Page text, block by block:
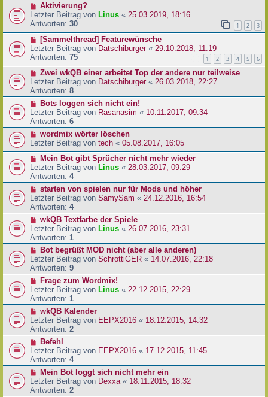
Aktivierung?
Letzter Beitrag von Linus « 25.03.2019, 18:16
Antworten: 30 1 2 3
[Sammelthread] Featurewünsche
Letzter Beitrag von Datschiburger« 29.10.2018, 11:19
Antworten: 75 1 2 3 4 5 6
Zwei wkQB einer arbeitet Top der andere nur teilweise
Letzter Beitrag von Datschiburger « 26.03.2018, 22:27
Antworten: 8
Bots loggen sich nicht ein!
Letzter Beitrag von Rasanasim « 10.11.2017, 09:34
Antworten: 6
wordmix wörter löschen
Letzter Beitrag von tech « 05.08.2017, 16:05
Mein Bot gibt Sprücher nicht mehr wieder
Letzter Beitrag von Linus « 28.03.2017, 09:29
Antworten: 4
starten von spielen nur für Mods und höher
Letzter Beitrag von SamySam « 24.12.2016, 16:54
Antworten: 4
wkQB Textfarbe der Spiele
Letzter Beitrag von Linus « 26.07.2016, 23:31
Antworten: 1
Bot begrüßt MOD nicht (aber alle anderen)
Letzter Beitrag von SchrottiGER « 14.07.2016, 22:18
Antworten: 9
Frage zum Wordmix!
Letzter Beitrag von Linus « 22.12.2015, 22:29
Antworten: 1
wkQB Kalender
Letzter Beitrag von EEPX2016 « 18.12.2015, 14:32
Antworten: 2
Befehl
Letzter Beitrag von EEPX2016 « 17.12.2015, 11:45
Antworten: 4
Mein Bot loggt sich nicht mehr ein
Letzter Beitrag von Dexxa « 18.11.2015, 18:32
Antworten: 2